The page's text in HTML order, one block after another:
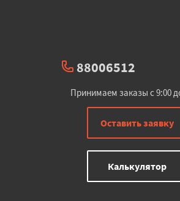
88006512
Принимаем заказы с 9:00
Оставить заявку
Калькулятор